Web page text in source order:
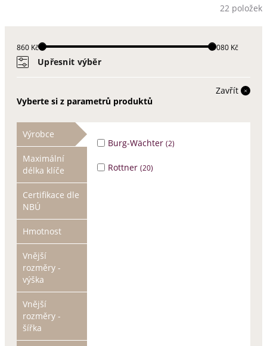
22 položek
Upřesnit výběr
860 Kč 9080 Kč
Vyberte si z parametrů produktů
Zavřít
Výrobce
Maximální
délka klíče
Certifikace dle
NBÚ
Hmotnost
Vnější
rozměry -
výška
Vnější
rozměry -
šířka
Burg-Wächter (2)
Rottner (20)